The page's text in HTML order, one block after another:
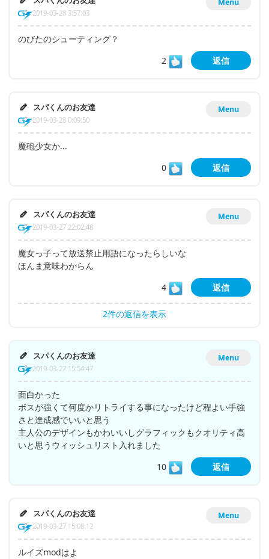
Menu
2019-03-28 3:57:03
のびたのシューティング？
2
返信
Menu
スパくんのお友達
2019-03-28 0:09:50
魔砲少女か...
0
返信
Menu
スパくんのお友達
2019-03-27 22:02:48
魔女っ子って放送禁止用語になったらしいな
ほんま意味わからん
4
返信
2件の返信を表示
Menu
スパくんのお友達
2019-03-27 15:54:47
面白かった
ボスが強くて何度かリトライする事になったけど程よい手強
さと達成感でいいと思う
主人公のデザインもかわいいしグラフィックもクオリティ高
いと思うウィッシュリスト入れました
10
返信
Menu
スパくんのお友達
2019-03-27 15:08:12
ルイズmodはよ